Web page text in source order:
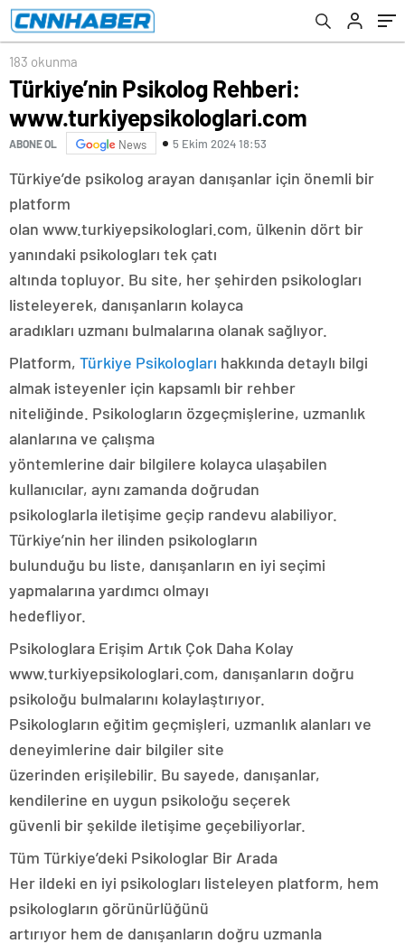
183 okunma
Türkiye’nin Psikolog Rehberi:
www.turkiyepsikologlari.com
ABONE OL News 5 Ekim 2024 18:53
Türkiye’de psikolog arayan danışanlar için önemli bir
platform
olan www.turkiyepsikologlari.com, ülkenin dört bir
yanındaki psikologları tek çatı
altında topluyor. Bu site, her şehirden psikologları
listeleyerek, danışanların kolayca
aradıkları uzmanı bulmalarına olanak sağlıyor.
Platform, Türkiye Psikologları hakkında detaylı bilgi
almak isteyenler için kapsamlı bir rehber
niteliğinde. Psikologların özgeçmişlerine, uzmanlık
alanlarına ve çalışma
yöntemlerine dair bilgilere kolayca ulaşabilen
kullanıcılar, aynı zamanda doğrudan
psikologlarla iletişime geçip randevu alabiliyor.
Türkiye’nin her ilinden psikologların
bulunduğu bu liste, danışanların en iyi seçimi
yapmalarına yardımcı olmayı
hedefliyor.
Psikologlara Erişim Artık Çok Daha Kolay
www.turkiyepsikologlari.com, danışanların doğru
psikoloğu bulmalarını kolaylaştırıyor.
Psikologların eğitim geçmişleri, uzmanlık alanları ve
deneyimlerine dair bilgiler site
üzerinden erişilebilir. Bu sayede, danışanlar,
kendilerine en uygun psikoloğu seçerek
güvenli bir şekilde iletişime geçebiliyorlar.
Tüm Türkiye’deki Psikologlar Bir Arada
Her ildeki en iyi psikologları listeleyen platform, hem
psikologların görünürlüğünü
artırıyor hem de danışanların doğru uzmanla